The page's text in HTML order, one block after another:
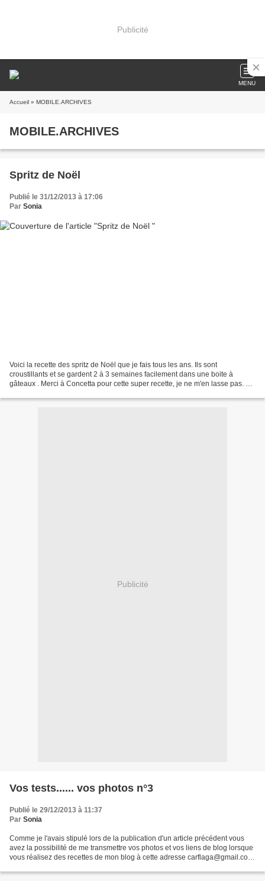
Publicité
MENU
Accueil » MOBILE.ARCHIVES
MOBILE.ARCHIVES
Spritz de Noël
Publié le 31/12/2013 à 17:06
Par Sonia
Voici la recette des spritz de Noël que je fais tous les ans. Ils sont
croustillants et se gardent 2 à 3 semaines facilement dans une boite à
gâteaux . Merci à Concetta pour cette super recette, je ne m'en lasse pas. Je
Publicité
Vos tests...... vos photos n°3
Publié le 29/12/2013 à 11:37
Par Sonia
Comme je l'avais stipulé lors de la publication d'un article précédent vous
avez la possibilité de me transmettre vos photos et vos liens de blog lorsque
vous réalisez des recettes de mon blog à cette adresse carflaga@gmail.com.